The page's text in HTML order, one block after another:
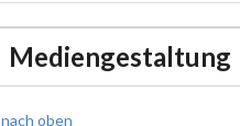
Mediengestaltung
nach oben